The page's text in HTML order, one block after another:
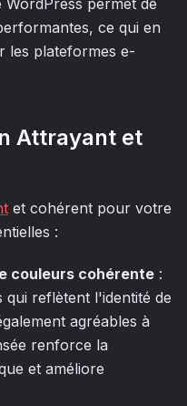
ce qui en
les plateformes e-
Attrayant et
et cohérent pour votre
:
couleurs cohérente :
qui reflètent l'identité de
agréables à
renforce la
et améliore